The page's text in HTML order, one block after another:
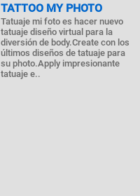
TATTOO MY PHOTO
Tatuaje mi foto es hacer nuevo
tatuaje diseño virtual para la
diversión de body.Create con los
últimos diseños de tatuaje para
su photo.Apply impresionante
tatuaje e..